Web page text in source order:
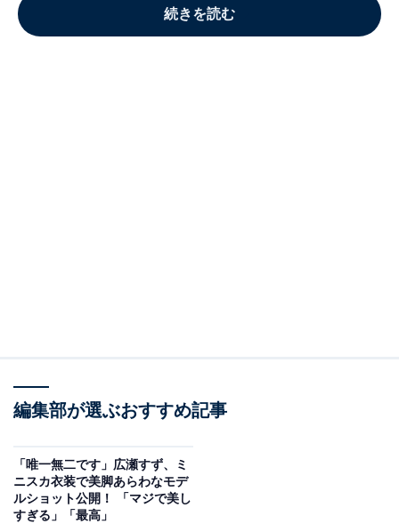
続きを読む
編集部が選ぶおすすめ記事
「唯一無二です」広瀬すず、ミ
ニスカ衣装で美脚あらわなモデ
ルショット公開！ 「マジで美し
すぎる」「最高」